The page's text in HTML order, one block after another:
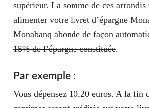
supérieur. La somme de ces arrondis
alimenter votre livret d’épargne
Monabanq abonde de façon
15%de l’épargne constituée.
Par exemple :
Vous dépensez 10,20 euros. A la fin